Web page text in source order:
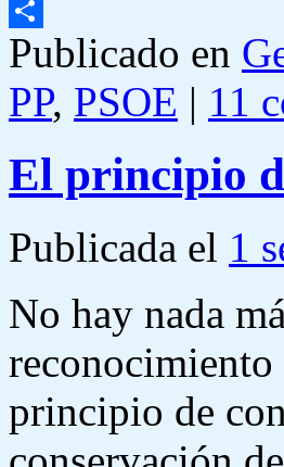
Email
Compartir
Publicado en
PP, PSOE | 11
El principio
Publicada el 1
No hay nada
principio de